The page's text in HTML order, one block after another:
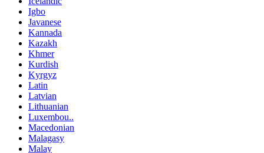
Igbo
Javanese
Kannada
Kazakh
Khmer
Kurdish
Kyrgyz
Latin
Latvian
Lithuanian
Luxembou..
Macedonian
Malagasy
Malay